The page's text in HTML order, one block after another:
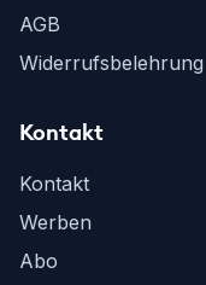
AGB
Widerrufsbelehrung
Kontakt
Kontakt
Werben
Abo